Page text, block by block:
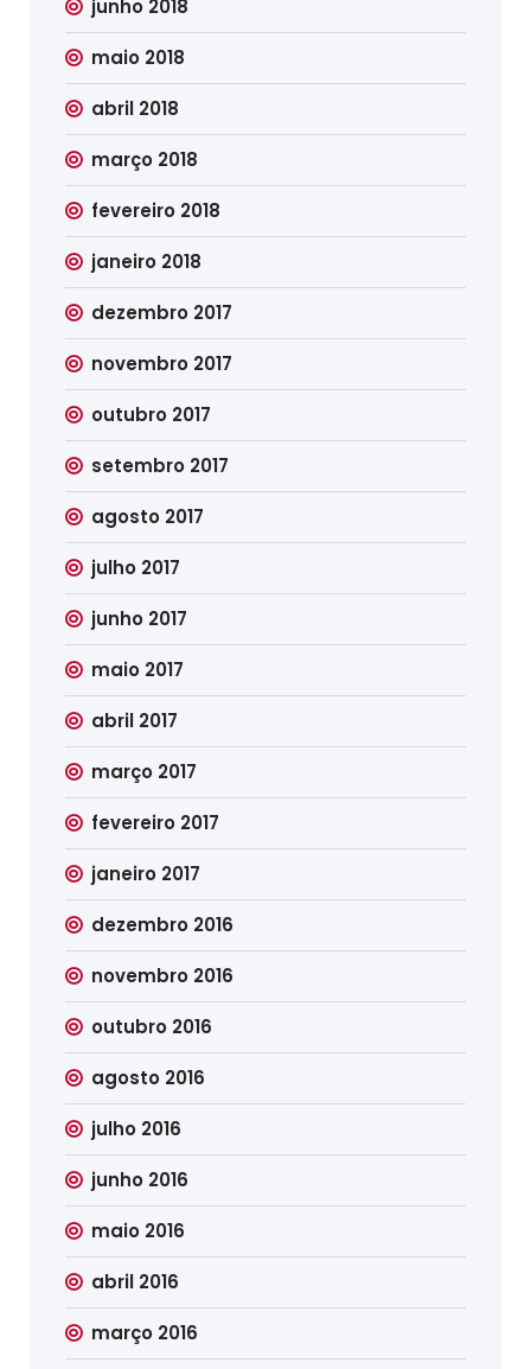
junho 2018
maio 2018
abril 2018
março 2018
fevereiro 2018
janeiro 2018
dezembro 2017
novembro 2017
outubro 2017
setembro 2017
agosto 2017
julho 2017
junho 2017
maio 2017
abril 2017
março 2017
fevereiro 2017
janeiro 2017
dezembro 2016
novembro 2016
outubro 2016
agosto 2016
julho 2016
junho 2016
maio 2016
abril 2016
março 2016